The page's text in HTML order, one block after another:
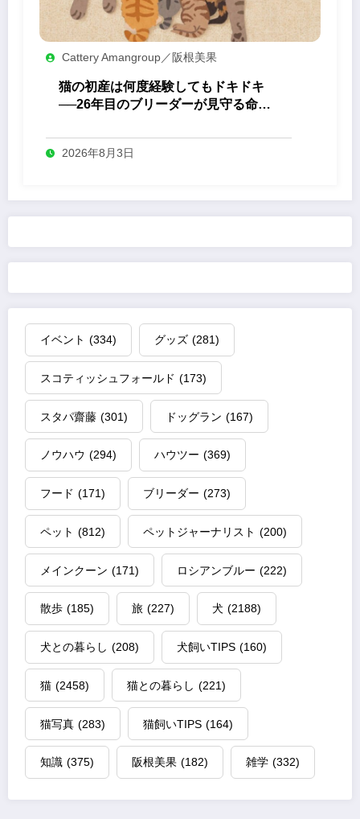
Cattery Amangroup／阪根美果
猫の初産は何度経験してもドキドキ
──26年目のブリーダーが見守る命の
2026年8月3日
イベント (334) グッズ (281)
スコティッシュフォールド (173)
スタパ齋藤 (301) ドッグラン (167)
ノウハウ (294) ハウツー (369)
フード (171) ブリーダー (273)
ペット (812) ペットジャーナリスト (200)
メインクーン (171) ロシアンブルー (222)
散歩 (185) 旅 (227) 犬 (2188)
犬との暮らし (208) 犬飼いTIPS (160)
猫 (2458) 猫との暮らし (221)
猫写真 (283) 猫飼いTIPS (164)
知識 (375) 阪根美果 (182) 雑学 (332)